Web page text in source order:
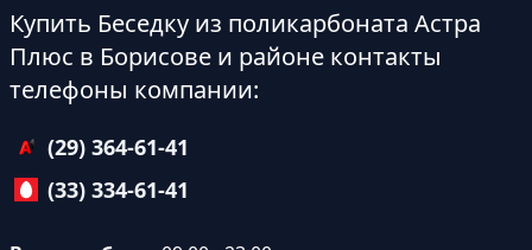
Купить Беседку из поликарбоната Астра
Плюс в Борисове и районе контакты
телефоны компании:
(29) 364-61-41
(33) 334-61-41